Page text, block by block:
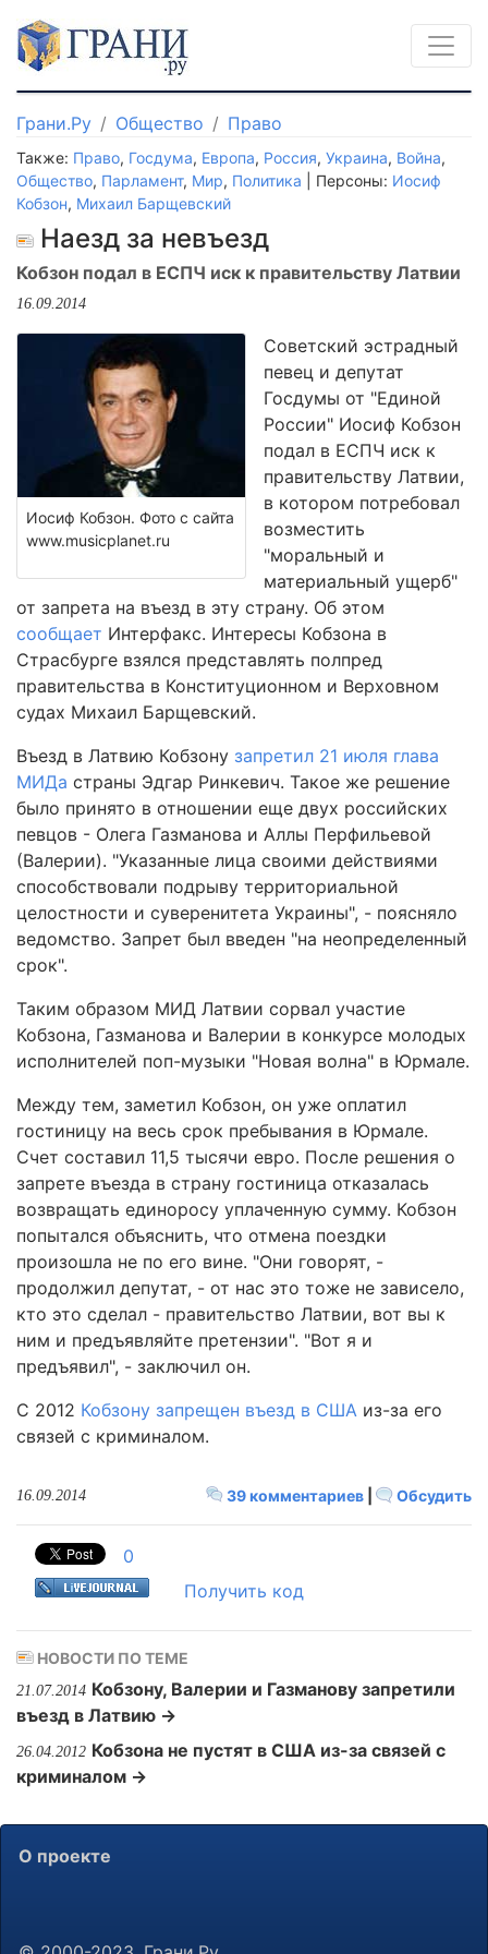
Грани.Ру Общество Право
Также: Право, Госдума, Европа, Россия, Украина, Война,
Общество, Парламент, Мир, Политика | Персоны: Иосиф
Кобзон, Михаил Барщевский
Наезд за невъезд
Кобзон подал в ЕСПЧ иск к правительству Латвии
16.09.2014
Иосиф Кобзон. Фото с сайта
www.musicplanet.ru
Советский эстрадный
певец и депутат
Госдумы от "Единой
России" Иосиф Кобзон
подал в ЕСПЧ иск к
правительству Латвии,
в котором потребовал
возместить
"моральный и
материальный ущерб"
от запрета на въезд в эту страну. Об этом
сообщает Интерфакс. Интересы Кобзона в
Страсбурге взялся представлять полпред
правительства в Конституционном и Верховном
судах Михаил Барщевский.
Въезд в Латвию Кобзону запретил 21 июля глава
МИДа страны Эдгар Ринкевич. Такое же решение
было принято в отношении еще двух российских
певцов - Олега Газманова и Аллы Перфильевой
(Валерии). "Указанные лица своими действиями
способствовали подрыву территориальной
целостности и суверенитета Украины", - поясняло
ведомство. Запрет был введен "на неопределенный
срок".
Таким образом МИД Латвии сорвал участие
Кобзона, Газманова и Валерии в конкурсе молодых
исполнителей поп-музыки "Новая волна" в Юрмале.
Между тем, заметил Кобзон, он уже оплатил
гостиницу на весь срок пребывания в Юрмале.
Счет составил 11,5 тысячи евро. После решения о
запрете въезда в страну гостиница отказалась
возвращать единоросу уплаченную сумму. Кобзон
попытался объяснить, что отмена поездки
произошла не по его вине. "Они говорят, -
продолжил депутат, - от нас это тоже не зависело,
кто это сделал - правительство Латвии, вот вы к
ним и предъявляйте претензии". "Вот я и
предъявил", - заключил он.
С 2012 Кобзону запрещен въезд в США из-за его
связей с криминалом.
39 комментариев Обсудить
16.09.2014
0
Получить код
НОВОСТИ ПО ТЕМЕ
21.07.2014 Кобзону, Валерии и Газманову запретили
въезд в Латвию →
26.04.2012 Кобзона не пустят в США из-за связей с
криминалом →
О проекте